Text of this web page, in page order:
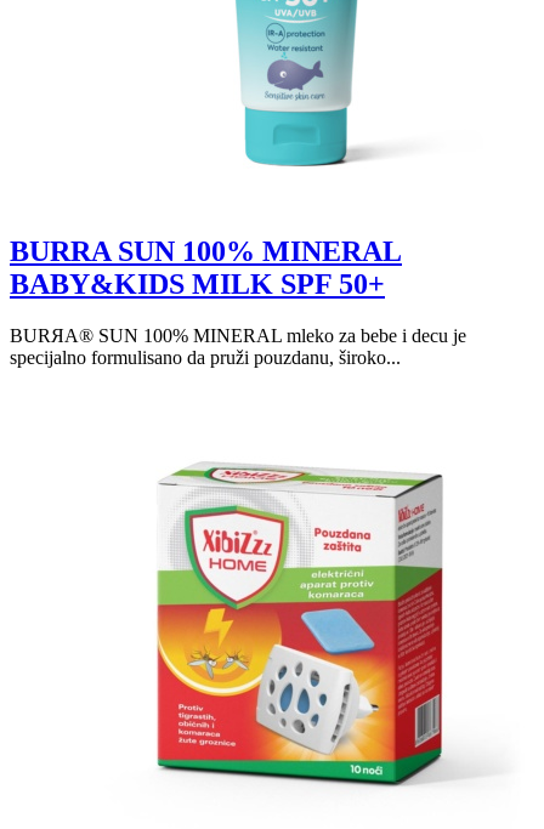
BURRA SUN 100% MINERAL
BABY&KIDS MILK SPF 50+
BURЯA® SUN 100% MINERAL mleko za bebe i decu je
specijalno formulisano da pruži pouzdanu, široko...